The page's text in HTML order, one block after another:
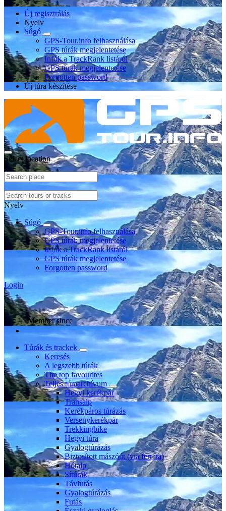
Új regisztrálás
Nyelv
Súgó
GPS-Tour.info felhasználása
GPS túrák megjelentetése
Infók a TrackRank listáról
GPS túrák megjelentetése
Forgotten password
Új túra készítése
Select location
Nyelv
Súgó
GPS-Tour.info felhasználása
GPS túrák megjelentetése
Infók a TrackRank listáról
GPS túrák megjelentetése
Forgotten password
Login
Member since
Túrák és trackek
Keresés
A legszebb túrák
The top favourites
Teljes túraarchívum
Hegyi kerékpár
Transalp
Kerékpáros túrázás
Versenykerékpár
Trekkingbike
Hegyi túra
Gyalogtúrázás
Biztosított mászóút (via ferrata)
Hótalp
Sítúrák
Távfutás
Gyalogtúrázás
Futás